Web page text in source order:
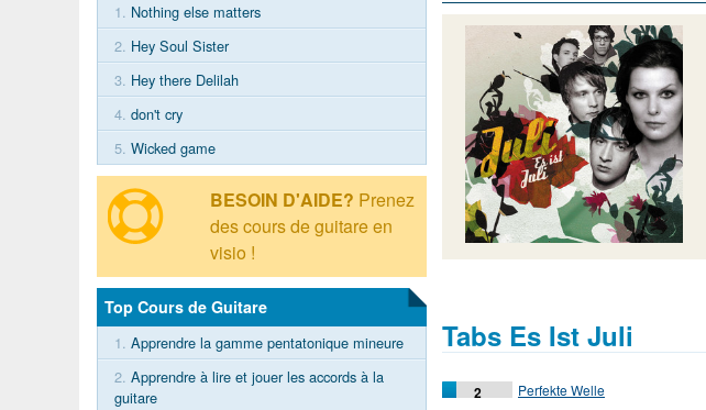
Tabs Es Ist Juli
2 Perfekte Welle
1. Nothing else matters
2. Hey Soul Sister
3. Hey there Delilah
4. don't cry
5. Wicked game
BESOIN D'AIDE? Prenez
des cours de guitare en
visio !
Top Cours de Guitare
1. Apprendre la gamme pentatonique mineure
2. Apprendre à lire et jouer les accords à la
guitare